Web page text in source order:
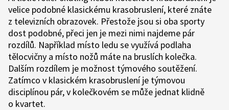
velice podobné klasickému krasobruslení, které znáte
z televizních obrazovek. Přestože jsou si oba sporty
dost podobné, přeci jen je mezi nimi najdeme pár
rozdílů. Například místo ledu se využívá podlaha
tělocvičny a místo nožů máte na bruslích kolečka.
Dalším rozdílem je možnost týmového soutěžení.
Zatímco v klasickém krasobruslení je týmovou
disciplínou pár, v kolečkovém se může jednat klidně
o kvartet.